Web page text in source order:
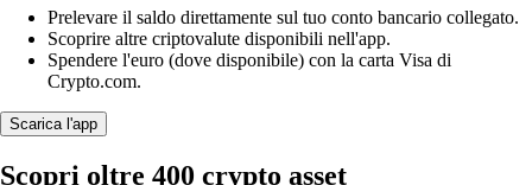
Prelevare il saldo direttamente sul tuo conto bancario collegato.
Scoprire altre criptovalute disponibili nell'app.
Spendere l'euro (dove disponibile) con la carta Visa di
Crypto.com.
Scarica l'app
Scopri oltre 400 crypto asset